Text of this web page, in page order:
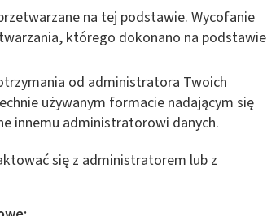
na tej podstawie. Wycofanie
którego dokonano na podstawie
od administratora Twoich
używanym formacie nadającym się
innemu administratorowi danych.
się z administratorem lub z